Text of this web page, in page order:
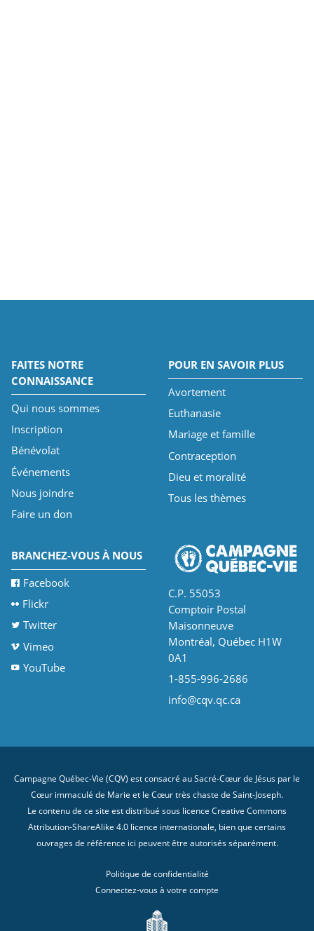
FAITES NOTRE
CONNAISSANCE
Qui nous sommes
Inscription
Bénévolat
Événements
Nous joindre
Faire un don
POUR EN SAVOIR PLUS
Avortement
Euthanasie
Mariage et famille
Contraception
Dieu et moralité
Tous les thèmes
BRANCHEZ-VOUS À NOUS
Facebook
Flickr
Twitter
Vimeo
YouTube
C.P. 55053
Comptoir Postal
Maisonneuve
Montréal, Québec H1W
0A1
1-855-996-2686
info@cqv.qc.ca
Campagne Québec-Vie (CQV) est consacré au Sacré-Cœur de Jésus par le
Cœur immaculé de Marie et le Cœur très chaste de Saint-Joseph.
Le contenu de ce site est distribué sous licence Creative Commons
Attribution-ShareAlike 4.0 licence internationale , bien que certains
ouvrages de référence ici peuvent être autorisés séparément.
Politique de confidentialité
Connectez-vous à votre compte